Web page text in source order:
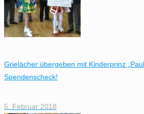
Grielächer übergeben mit Kinderprinz
Spendenscheck!
5. Februar 2018